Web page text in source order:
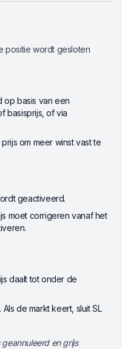
positie wordt gesloten
op basis van een
basisprijs, of via
om meer winst vast te
geactiveerd.
moet corrigeren vanaf het
daalt tot onder de
de markt keert, sluit SL
en grijs